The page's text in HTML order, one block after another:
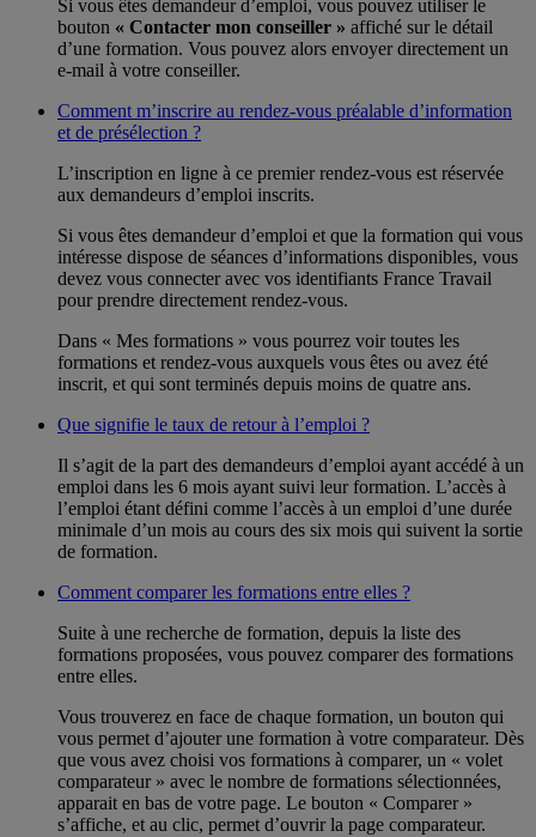
Si vous êtes demandeur d’emploi, vous pouvez utiliser le
bouton « Contacter mon conseiller » affiché sur le détail
d’une formation. Vous pouvez alors envoyer directement un
e-mail à votre conseiller.
Comment m’inscrire au rendez-vous préalable d’information
et de présélection ?
L’inscription en ligne à ce premier rendez-vous est réservée
aux demandeurs d’emploi inscrits.
Si vous êtes demandeur d’emploi et que la formation qui vous
intéresse dispose de séances d’informations disponibles, vous
devez vous connecter avec vos identifiants France Travail
pour prendre directement rendez-vous.
Dans « Mes formations » vous pourrez voir toutes les
formations et rendez-vous auxquels vous êtes ou avez été
inscrit, et qui sont terminés depuis moins de quatre ans.
Que signifie le taux de retour à l’emploi ?
Il s’agit de la part des demandeurs d’emploi ayant accédé à un
emploi dans les 6 mois ayant suivi leur formation. L’accès à
l’emploi étant défini comme l’accès à un emploi d’une durée
minimale d’un mois au cours des six mois qui suivent la sortie
de formation.
Comment comparer les formations entre elles ?
Suite à une recherche de formation, depuis la liste des
formations proposées, vous pouvez comparer des formations
entre elles.
Vous trouverez en face de chaque formation, un bouton qui
vous permet d’ajouter une formation à votre comparateur. Dès
que vous avez choisi vos formations à comparer, un « volet
comparateur » avec le nombre de formations sélectionnées,
apparait en bas de votre page. Le bouton « Comparer »
s’affiche, et au clic, permet d’ouvrir la page comparateur.